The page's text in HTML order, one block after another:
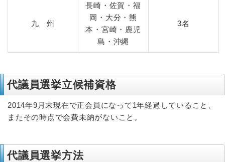
九 州
長崎・佐賀・福
岡・大分・熊
本・宮崎・鹿児
島・沖縄
3名
代議員選挙立候補資格
2014年9月末現在で正会員になって1年経過していること、
またその時点で会費未納がないこと。
代議員選挙方法